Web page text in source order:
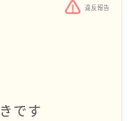
違反報告
です